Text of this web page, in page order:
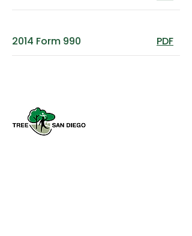
2014 Form 990 PDF